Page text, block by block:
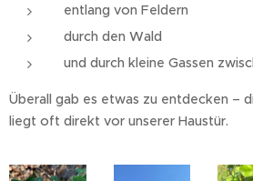
entlang von Feldern 🌾
durch den Wald 🌳
und durch kleine Gassen
Überall gab es etwas zu entdecken –
liegt oft direkt vor unserer Haustür.